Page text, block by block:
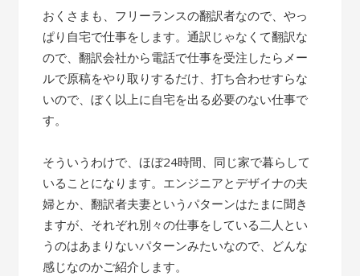
おくさまも、フリーランスの翻訳者なので、やっ
ぱり自宅で仕事をします。通訳じゃなくて翻訳な
ので、翻訳会社から電話で仕事を受注したらメー
ルで原稿をやり取りするだけ、打ち合わせすらな
いので、ぼく以上に自宅を出る必要のない仕事で
す。
そういうわけで、ほぼ24時間、同じ家で暮らして
いることになります。エンジニアとデザイナの夫
婦とか、翻訳者夫妻というパターンはたまに聞き
ますが、それぞれ別々の仕事をしている二人とい
うのはあまりないパターンみたいなので、どんな
感じなのかご紹介します。